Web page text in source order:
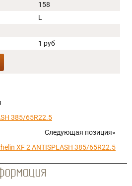
158
L
1 руб
385/65R22.5
Следующая позиция»
XF 2 ANTISPLASH 385/65R22.5